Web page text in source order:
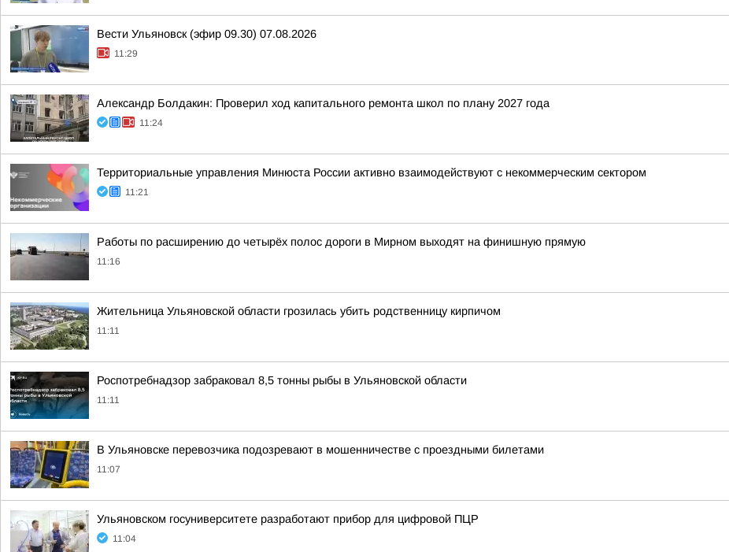
Вести Ульяновск (эфир 09.30) 07.08.2026
11:29
Александр Болдакин: Проверил ход капитального ремонта школ по плану 2027 года
11:24
Территориальные управления Минюста России активно взаимодействуют с некоммерческим сектором
11:21
Работы по расширению до четырёх полос дороги в Мирном выходят на финишную прямую
11:16
Жительница Ульяновской области грозилась убить родственницу кирпичом
11:11
Роспотребнадзор забраковал 8,5 тонны рыбы в Ульяновской области
11:11
В Ульяновске перевозчика подозревают в мошенничестве с проездными билетами
11:07
Ульяновском госуниверситете разработают прибор для цифровой ПЦР
11:04